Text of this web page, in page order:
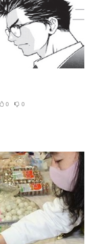
0 0